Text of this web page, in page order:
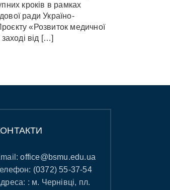
кроків в рамках
ради Україно-
«Розвиток медичної
від […]
office@bsmu.edu.ua
(0372) 55-37-54
: м. Чернівці, пл.